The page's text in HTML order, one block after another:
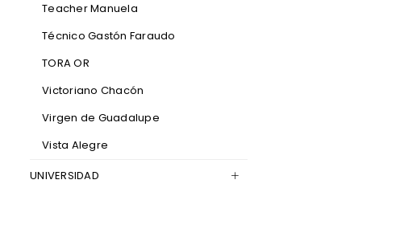
Teacher Manuela
Técnico Gastón Faraudo
TORA OR
Victoriano Chacón
Virgen de Guadalupe
Vista Alegre
UNIVERSIDAD